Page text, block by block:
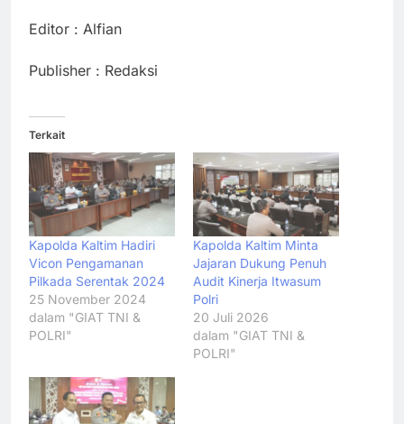
Editor : Alfian
Publisher : Redaksi
Terkait
Kapolda Kaltim Hadiri
Vicon Pengamanan
Pilkada Serentak 2024
25 November 2024
dalam "GIAT TNI &
POLRI"
Kapolda Kaltim Minta
Jajaran Dukung Penuh
Audit Kinerja Itwasum
Polri
20 Juli 2026
dalam "GIAT TNI &
POLRI"